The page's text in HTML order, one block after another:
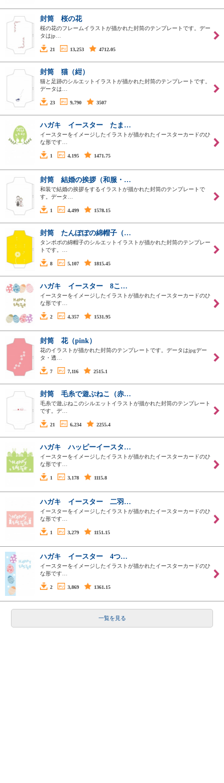
封筒 桜の花
桜の花のフレームイラストが描かれた封筒のテンプレートです。デー
タはjp…
21 13,253 4712.05
封筒 猫（紺）
猫と足跡のシルエットイラストが描かれた封筒のテンプレートです。
データは…
23 9,790 3507
ハガキ イースター たま…
イースターをイメージしたイラストが描かれたイースターカードのひ
な形です…
1 4,195 1471.75
封筒 結婚の挨拶（和服・…
和装で結婚の挨拶をするイラストが描かれた封筒のテンプレートで
す。データ…
1 4,499 1578.15
封筒 たんぽぽの綿帽子（…
タンポポの綿帽子のシルエットイラストが描かれた封筒のテンプレー
トです。…
8 5,107 1815.45
ハガキ イースター 8こ…
イースターをイメージしたイラストが描かれたイースターカードのひ
な形です…
2 4,357 1531.95
封筒 花（pink）
花のイラストが描かれた封筒のテンプレートです。データはjpgデー
タ・透…
7 7,116 2515.1
封筒 毛糸で遊ぶねこ（赤…
毛糸で遊ぶねこのシルエットイラストが描かれた封筒のテンプレート
です。デ…
21 6,234 2255.4
ハガキ ハッピーイースタ…
イースターをイメージしたイラストが描かれたイースターカードのひ
な形です…
1 3,178 1115.8
ハガキ イースター 二羽…
イースターをイメージしたイラストが描かれたイースターカードのひ
な形です…
1 3,279 1151.15
ハガキ イースター 4つ…
イースターをイメージしたイラストが描かれたイースターカードのひ
な形です…
2 3,869 1361.15
一覧を見る